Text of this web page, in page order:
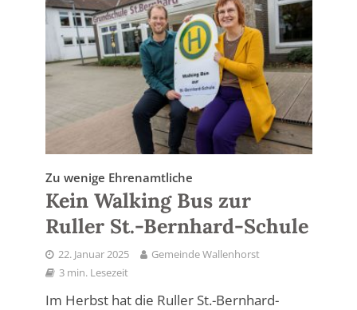
Zu wenige Ehrenamtliche
Kein Walking Bus zur
Ruller St.-Bernhard-Schule
22. Januar 2025
Gemeinde Wallenhorst
3 min. Lesezeit
Im Herbst hat die Ruller St.-Bernhard-